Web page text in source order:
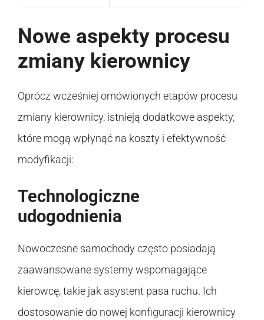
Nowe aspekty procesu
zmiany kierownicy
Oprócz wcześniej omówionych etapów procesu
zmiany kierownicy, istnieją dodatkowe aspekty,
które mogą wpłynąć na koszty i efektywność
modyfikacji:
Technologiczne
udogodnienia
Nowoczesne samochody często posiadają
zaawansowane systemy wspomagające
kierowcę, takie jak asystent pasa ruchu. Ich
dostosowanie do nowej konfiguracji kierownicy